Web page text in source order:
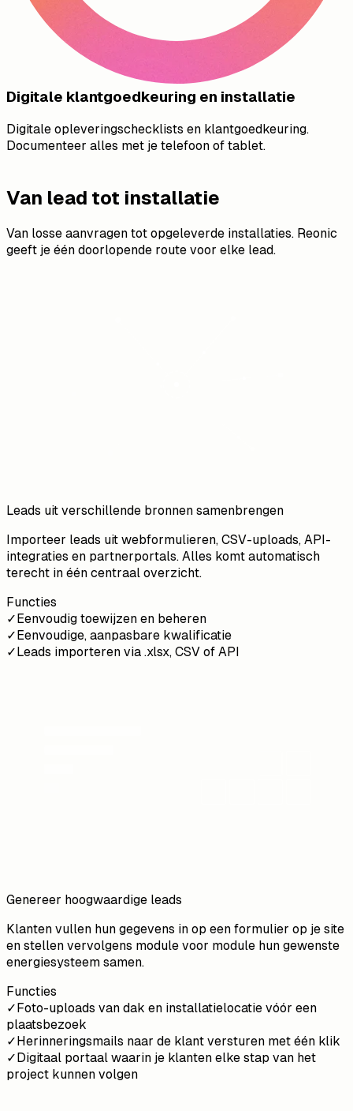
Digitale klantgoedkeuring en installatie
Digitale opleveringschecklists en klantgoedkeuring.
Documenteer alles met je telefoon of tablet.
Van lead tot installatie
Van losse aanvragen tot opgeleverde installaties. Reonic
geeft je één doorlopende route voor elke lead.
Leads uit verschillende bronnen samenbrengen
Importeer leads uit webformulieren, CSV-uploads, API-
integraties en partnerportals. Alles komt automatisch
terecht in één centraal overzicht.
Functies
✓Eenvoudig toewijzen en beheren
✓Eenvoudige, aanpasbare kwalificatie
✓Leads importeren via .xlsx, CSV of API
Genereer hoogwaardige leads
Klanten vullen hun gegevens in op een formulier op je site
en stellen vervolgens module voor module hun gewenste
energiesysteem samen.
Functies
✓Foto-uploads van dak en installatielocatie vóór een
plaatsbezoek
✓Herinneringsmails naar de klant versturen met één klik
✓Digitaal portaal waarin je klanten elke stap van het
project kunnen volgen